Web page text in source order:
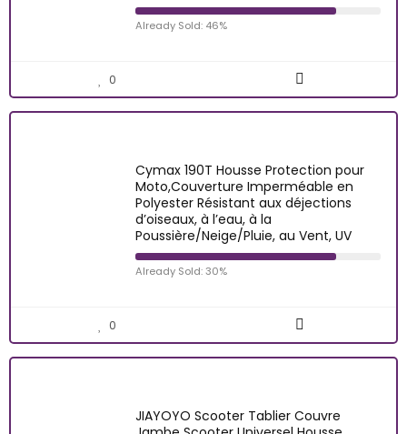
Already Sold: 46%
0
Cymax 190T Housse Protection pour
Moto,Couverture Imperméable en
Polyester Résistant aux déjections
d’oiseaux, à l’eau, à la
Poussière/Neige/Pluie, au Vent, UV
Already Sold: 30%
0
JIAYOYO Scooter Tablier Couvre